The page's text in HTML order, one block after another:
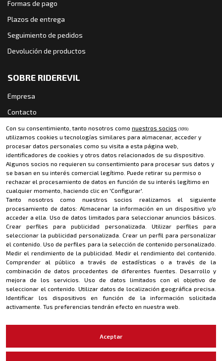
Formas de pago
Plazos de entrega
Seguimiento de pedidos
Devolución de productos
SOBRE RIDEREVIL
Empresa
Contacto
Política de cookies
Política de privacidad
Aviso legal
CONTACTO
riderevil@riderevil.com
MÉTODOS DE PAGO
Copyright · 2022 Rider Evil / Todos los derechos reservados
Con su consentimiento, tanto nosotros como nuestros socios (1019)
utilizamos cookies u tecnologías similares para almacenar, acceder y
procesar datos personales como su visita a esta página web,
identificadores de cookies y otros datos relacionados de su dispositivo.
Algunos socios no requieren su consentimiento para procesar sus datos y
se basan en su interés comercial legítimo. Puede retirar su permiso o
rechazar el procesamiento de datos en función de su interés legítimo en
cualquier momento, haciendo clic en 'Configurar'.
Tanto nosotros como nuestros socios realizamos el siguiente
procesamiento de datos: Almacenar la información en un dispositivo y/o
acceder a ella Uso de datos limitados para seleccionar anuncios básicos
Crear perfiles para publicidad personalizada
Utilizar perfiles para
seleccionar la publicidad personalizada Crear un perfil para personalizar
el contenido .Uso de perfiles para la selección de contenido personalizado
Medir el rendimiento de la publicidad Medir el rendimiento del contenido
Comprender al público a través de estadísticas o a través de la
combinación de datos procedentes de diferentes fuentes
Desarrollo y
mejora de los servicios
Uso de datos limitados con el objetivo de
seleccionar el contenido Utilizar datos de localización geográfica precisa
Identificar los dispositivos en función de la información solicitada
activamente Tus preferencias tendrán efecto en nuestra web.
Aceptar